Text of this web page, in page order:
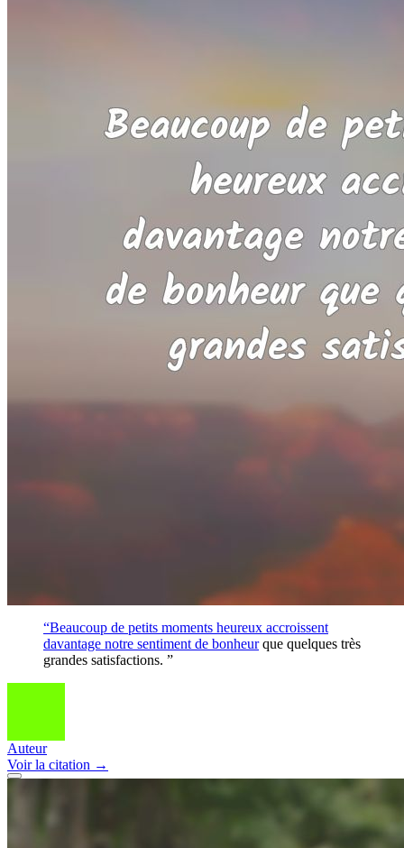
“Beaucoup de petits moments heureux accroissent
davantage notre sentiment de bonheurque quelques très
grandes satisfactions. ”
Auteur
Voirla citation →